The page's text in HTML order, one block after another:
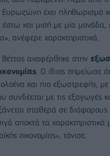
Ευρωζώνη έχει πληθωρισμό
έστω και μισή με μία μονάδα,
ανέφερε χαρακτηριστικά.
Βέττας αναφέρθηκε στην
. Ο ίδιος σημείωσε
ολοένα και πιο εξωστρεφής,
συνδέεται με τις εξαγωγές
σταθερά σε διάφορους
αποκτά τα χαρακτηριστικά
οικονομίας», τόνισε.